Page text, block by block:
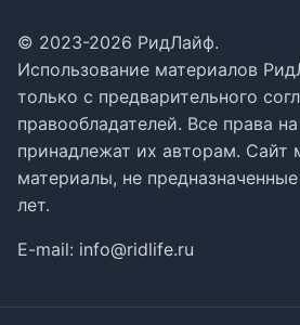
© 2023-2026 РидЛайф.
Использование материалов
только с предварительного
правообладателей. Все права
принадлежат их авторам. Сайт
материалы, не
лет.
E-mail: info@ridlife.ru